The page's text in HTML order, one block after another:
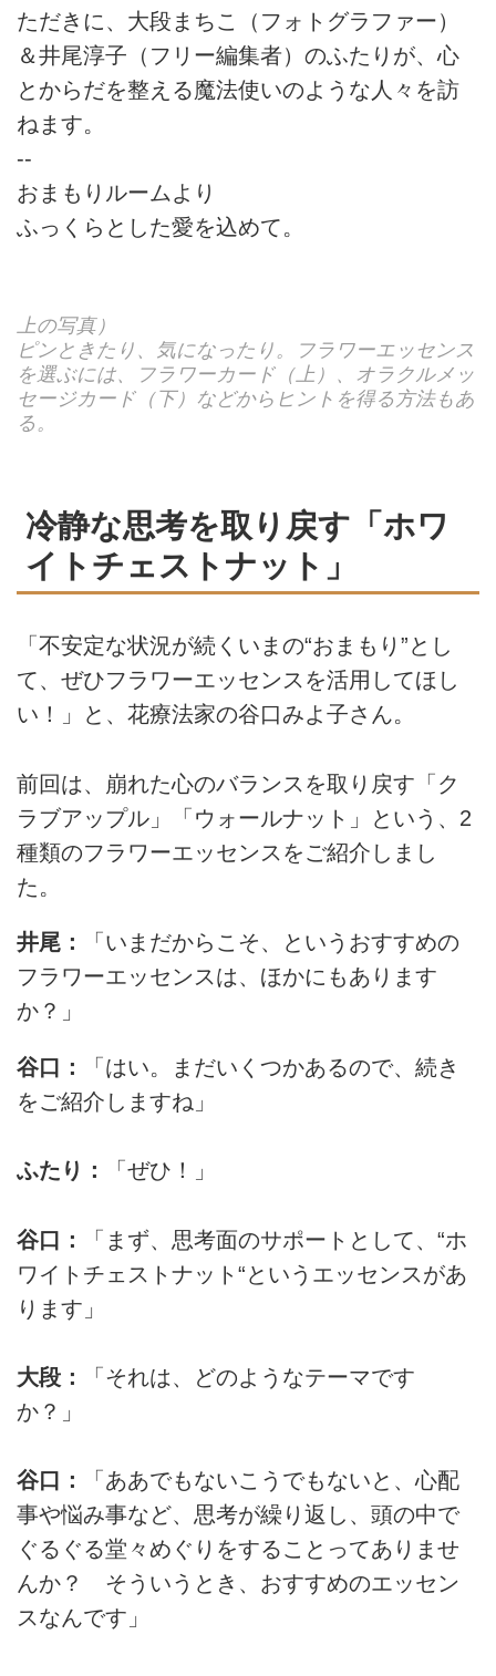
ただきに、大段まちこ（フォトグラファー）
＆井尾淳子（フリー編集者）のふたりが、心
とからだを整える魔法使いのような人々を訪
ねます。
--
おまもりルームより
ふっくらとした愛を込めて。
上の写真）
ピンときたり、気になったり。フラワーエッセンス
を選ぶには、フラワーカード（上）、オラクルメッ
セージカード（下）などからヒントを得る方法もあ
る。
冷静な思考を取り戻す「ホワ
イトチェストナット」
「不安定な状況が続くいまの“おまもり”とし
て、ぜひフラワーエッセンスを活用してほし
い！」と、花療法家の谷口みよ子さん。
前回は、崩れた心のバランスを取り戻す「ク
ラブアップル」「ウォールナット」という、2
種類のフラワーエッセンスをご紹介しまし
た。
井尾：
「いまだからこそ、というおすすめの
フラワーエッセンスは、 ほかにもあります
か？」
谷口： 「はい。 まだいくつかあるので、 続き
をご紹介しますね」
ふたり： 「ぜひ！」
谷口：
「まず、思考面のサポートとして、“ホ
ワイトチェストナット“というエッセンスがあ
ります」
大段：
「それは、どのようなテーマです
か？」
谷口：
「ああでもないこうでもないと、心配
事や悩み事など、思考が繰り返し、頭の中で
ぐるぐる堂々めぐりをすることってありませ
んか？ そういうとき、おすすめのエッセン
スなんです」